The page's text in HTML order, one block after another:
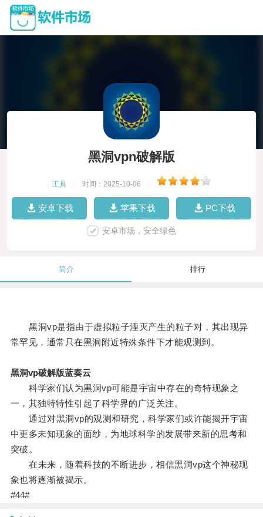
黑洞vpn破解版
工具 时间：2025-10-06
安卓下载 苹果下载 PC下载
安卓市场，安全绿色
简介 排行
黑洞vp是指由于虚拟粒子湮灭产生的粒子对，其出现异
常罕见，通常只在黑洞附近特殊条件下才能观测到。
黑洞vp破解版蓝奏云
科学家们认为黑洞vp可能是宇宙中存在的奇特现象之
一，其独特特性引起了科学界的广泛关注。
通过对黑洞vp的观测和研究，科学家们或许能揭开宇宙
中更多未知现象的面纱，为地球科学的发展带来新的思考和
突破。
在未来，随着科技的不断进步，相信黑洞vp这个神秘现
象也将逐渐被揭示。
#44#